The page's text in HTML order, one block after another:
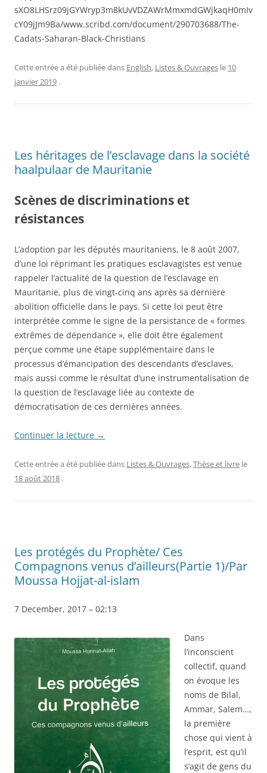
sXO8LHSrz09jGYWryp3m8kUvVDZAWrMmxmdGWjkaqH0mIv
cY09jJm9Ba/www.scribd.com/document/290703688/The-
Cadats-Saharan-Black-Christians
Cette entrée a été publiée dans English, Listes & Ouvrages le 10
janvier 2019 .
Les héritages de l’esclavage dans la société
haalpulaar de Mauritanie
Scènes de discriminations et
résistances
L’adoption par les députés mauritaniens, le 8 août 2007,
d’une loi réprimant les pratiques esclavagistes est venue
rappeler l’actualité de la question de l’esclavage en
Mauritanie, plus de vingt-cinq ans après sa dernière
abolition officielle dans le pays. Si cette loi peut être
interprétée comme le signe de la persistance de « formes
extrêmes de dépendance », elle doit être également
perçue comme une étape supplémentaire dans le
processus d’émancipation des descendants d’esclaves,
mais aussi comme le résultat d’une instrumentalisation de
la question de l’esclavage liée au contexte de
démocratisation de ces dernières années.
Continuer la lecture →
Cette entrée a été publiée dans Listes & Ouvrages,Thèse et livre le
18 août 2018 .
Les protégés du Prophète/ Ces
Compagnons venus d’ailleurs(Partie 1)/Par
Moussa Hojjat-al-islam
7 December, 2017 – 02:13
Dans
l’inconscient
collectif, quand
on évoque les
noms de Bilal,
Ammar, Salem…,
la première
chose qui vient à
l’esprit, est qu’il
s’agit de gens du